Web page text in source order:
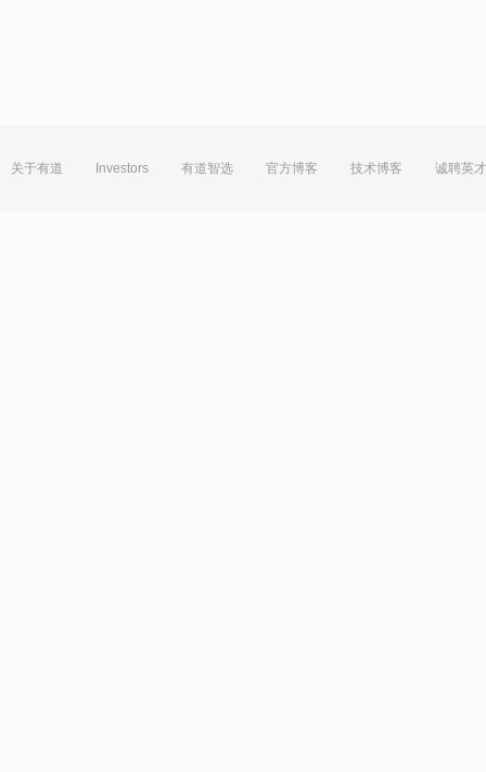
关于有道 Investors 有道智选 官方博客 技术博客 诚聘英才